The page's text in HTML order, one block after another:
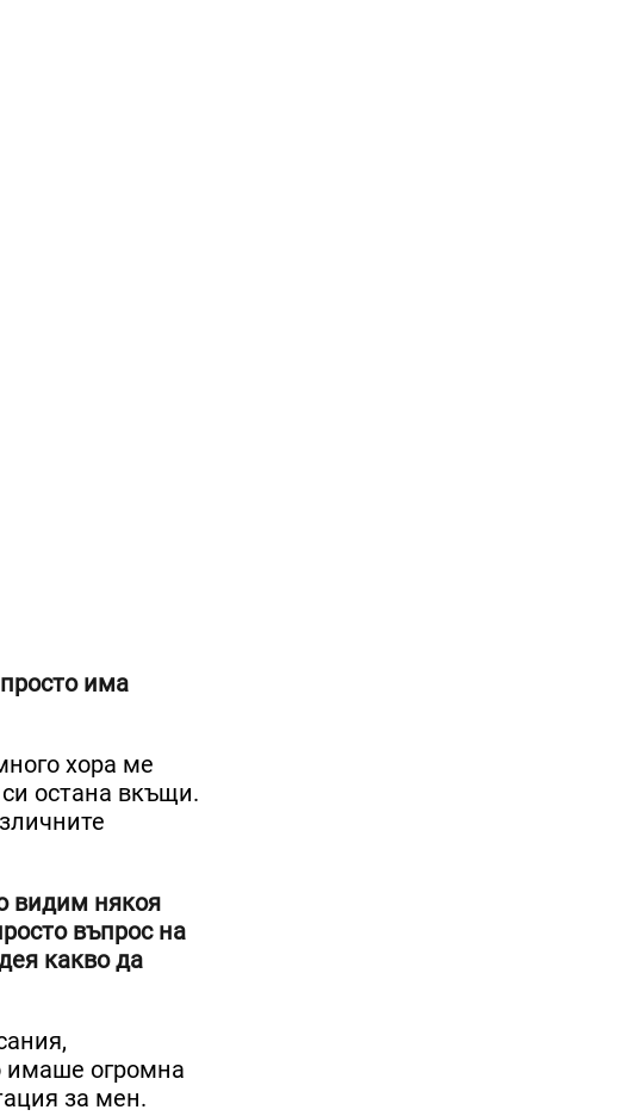
има
хора ме
остана вкъщи.
видим някоя
въпрос на
какво да
имаше огромна
за мен.